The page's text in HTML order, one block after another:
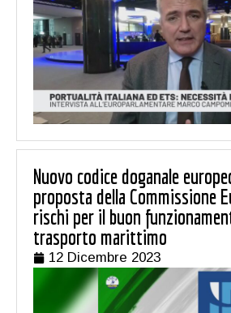
Nuovo codice doganale
proposta della Commissione
rischi per il buon
trasporto marittimo
12 Dicembre 2023